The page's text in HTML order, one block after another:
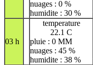
nuages : 0 %
humidite : 30 %
03 h
temperature
22.1 C
pluie : 0 MM
nuages : 45 %
humidite : 38 %